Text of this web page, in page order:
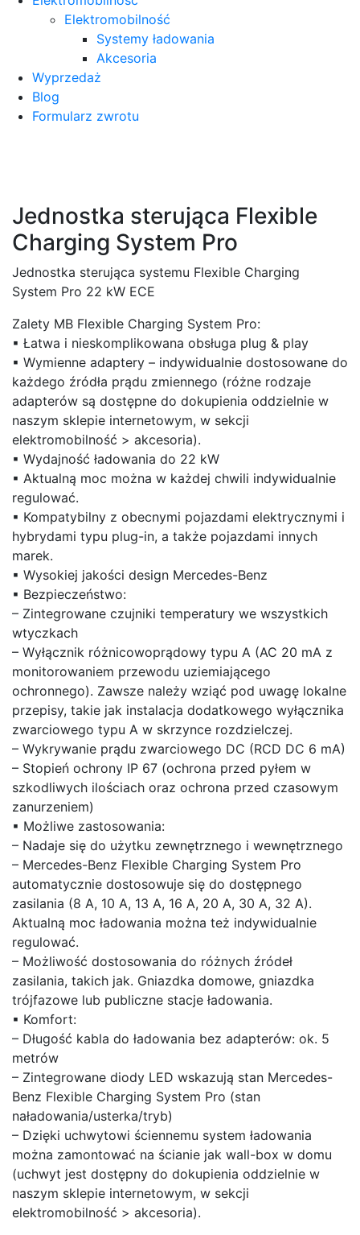
Elektromobilność
Systemy ładowania
Akcesoria
Wyprzedaż
Blog
Formularz zwrotu
Jednostka sterująca Flexible
Charging System Pro
Jednostka sterująca systemu Flexible Charging
System Pro 22 kW ECE
Zalety MB Flexible Charging System Pro:
▪ Łatwa i nieskomplikowana obsługa plug & play
▪ Wymienne adaptery – indywidualnie dostosowane do
każdego źródła prądu zmiennego (różne rodzaje
adapterów są dostępne do dokupienia oddzielnie w
naszym sklepie internetowym, w sekcji
elektromobilność > akcesoria).
▪ Wydajność ładowania do 22 kW
▪ Aktualną moc można w każdej chwili indywidualnie
regulować.
▪ Kompatybilny z obecnymi pojazdami elektrycznymi i
hybrydami typu plug-in, a także pojazdami innych
marek.
▪ Wysokiej jakości design Mercedes-Benz
▪ Bezpieczeństwo:
– Zintegrowane czujniki temperatury we wszystkich
wtyczkach
– Wyłącznik różnicowoprądowy typu A (AC 20 mA z
monitorowaniem przewodu uziemiającego
ochronnego). Zawsze należy wziąć pod uwagę lokalne
przepisy, takie jak instalacja dodatkowego wyłącznika
zwarciowego typu A w skrzynce rozdzielczej.
– Wykrywanie prądu zwarciowego DC (RCD DC 6 mA)
– Stopień ochrony IP 67 (ochrona przed pyłem w
szkodliwych ilościach oraz ochrona przed czasowym
zanurzeniem)
▪ Możliwe zastosowania:
– Nadaje się do użytku zewnętrznego i wewnętrznego
– Mercedes-Benz Flexible Charging System Pro
automatycznie dostosowuje się do dostępnego
zasilania (8 A, 10 A, 13 A, 16 A, 20 A, 30 A, 32 A).
Aktualną moc ładowania można też indywidualnie
regulować.
– Możliwość dostosowania do różnych źródeł
zasilania, takich jak. Gniazdka domowe, gniazdka
trójfazowe lub publiczne stacje ładowania.
▪ Komfort:
– Długość kabla do ładowania bez adapterów: ok. 5
metrów
– Zintegrowane diody LED wskazują stan Mercedes-
Benz Flexible Charging System Pro (stan
naładowania/usterka/tryb)
– Dzięki uchwytowi ściennemu system ładowania
można zamontować na ścianie jak wall-box w domu
(uchwyt jest dostępny do dokupienia oddzielnie w
naszym sklepie internetowym, w sekcji
elektromobilność > akcesoria).